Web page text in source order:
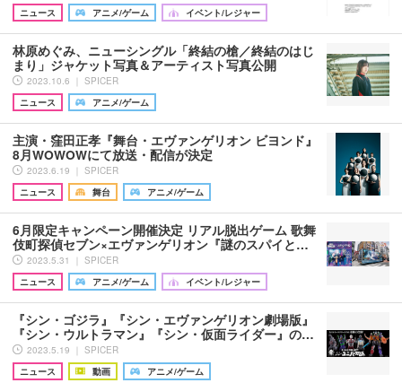
ニュース アニメ/ゲーム イベント/レジャー
林原めぐみ、ニューシングル「終結の槍／終結のはじ
まり」ジャケット写真＆アーティスト写真公開
2023.10.6 ｜ SPICER
ニュース
アニメ/ゲーム
主演・窪田正孝『舞台・エヴァンゲリオン ビヨンド』
8月WOWOWにて放送・配信が決定
2023.6.19 ｜ SPICER
ニュース
舞台 アニメ/ゲーム
6月限定キャンペーン開催決定 リアル脱出ゲーム 歌舞
伎町探偵セブン×エヴァンゲリオン『謎のスパイと…
2023.5.31 ｜ SPICER
ニュース
アニメ/ゲーム イベント/レジャー
『シン・ゴジラ』『シン・エヴァンゲリオン劇場版』
『シン・ウルトラマン』『シン・仮面ライダー』の…
2023.5.19 ｜ SPICER
ニュース
動画 アニメ/ゲーム